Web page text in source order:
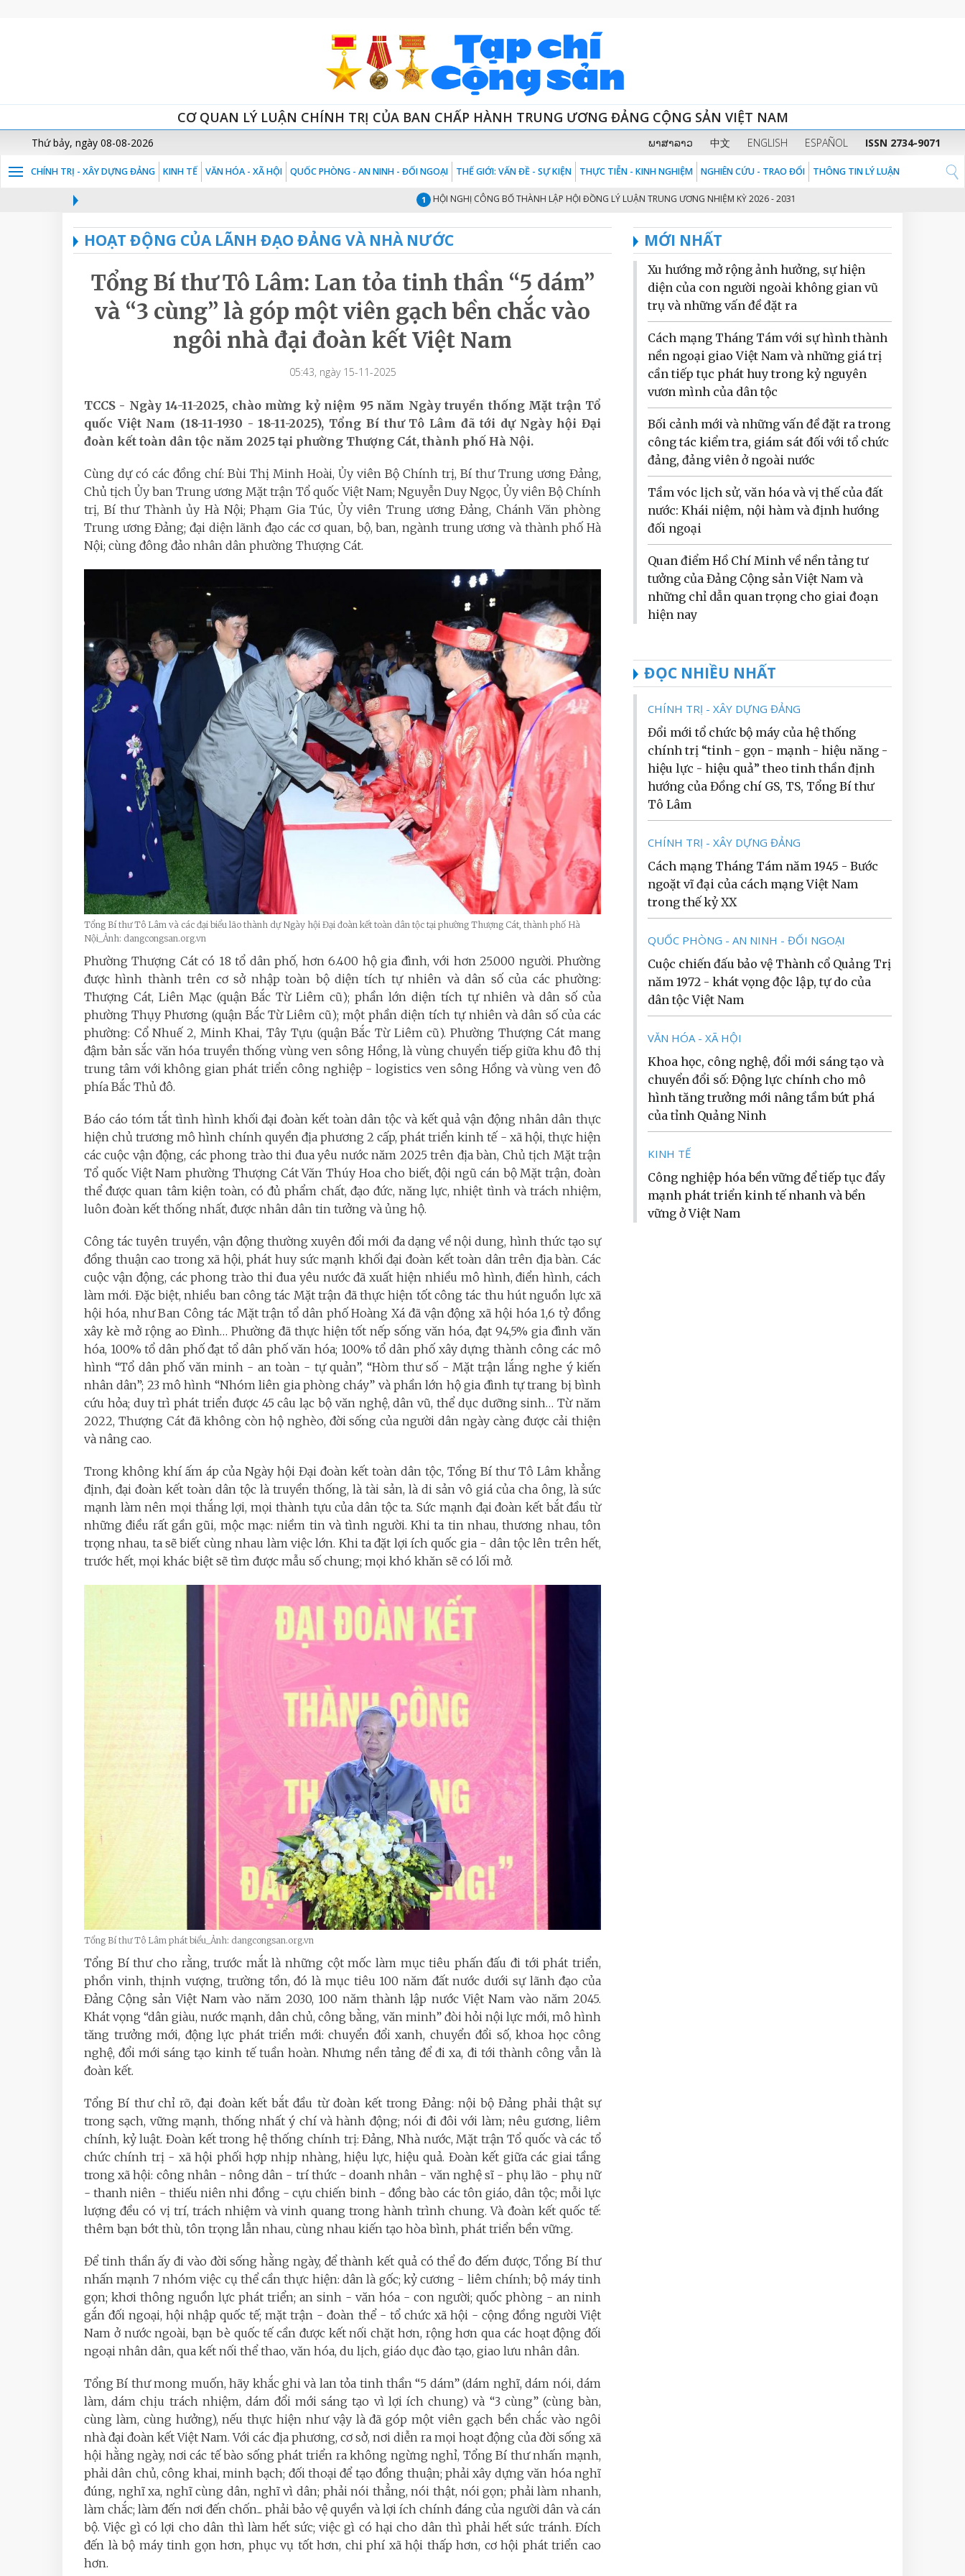
CƠ QUAN LÝ LUẬN CHÍNH TRỊ CỦA BAN CHẤP HÀNH TRUNG ƯƠNG ĐẢNG CỘNG SẢN VIỆT NAM
Thứ bảy, ngày 08-08-2026 ພາສາລາວ 中文 ENGLISH ESPAÑOL ISSN 2734-9071
CHÍNH TRỊ - XÂY DỰNG ĐẢNG KINH TẾ VĂN HÓA - XÃ HỘI QUỐC PHÒNG - AN NINH - ĐỐI NGOẠI THẾ GIỚI: VẤN ĐỀ - SỰ KIỆN THỰC TIỄN - KINH NGHIỆM NGHIÊN CỨU - TRAO ĐỔI THÔNG TIN LÝ LUẬN
HỘI NGHỊ CÔNG BỐ THÀNH LẬP HỘI ĐỒNG LÝ LUẬN TRUNG ƯƠNG NHIỆM KỲ 2026 - 2031 2 THỦ TƯỚNG CHÍNH PHỦ PHẠM MINH
HOẠT ĐỘNG CỦA LÃNH ĐẠO ĐẢNG VÀ NHÀ NƯỚC
Tổng Bí thư Tô Lâm: Lan tỏa tinh thần “5 dám”
và “3 cùng” là góp một viên gạch bền chắc vào
ngôi nhà đại đoàn kết Việt Nam
05:43, ngày 15-11-2025
TCCS - Ngày 14-11-2025, chào mừng kỷ niệm 95 năm Ngày truyền thống Mặt trận Tổ
quốc Việt Nam (18-11-1930 - 18-11-2025), Tổng Bí thư Tô Lâm đã tới dự Ngày hội Đại
đoàn kết toàn dân tộc năm 2025 tại phường Thượng Cát, thành phố Hà Nội.
Cùng dự có các đồng chí: Bùi Thị Minh Hoài, Ủy viên Bộ Chính trị, Bí thư Trung ương Đảng,
Chủ tịch Ủy ban Trung ương Mặt trận Tổ quốc Việt Nam; Nguyễn Duy Ngọc, Ủy viên Bộ Chính
trị, Bí thư Thành ủy Hà Nội; Phạm Gia Túc, Ủy viên Trung ương Đảng, Chánh Văn phòng
Trung ương Đảng; đại diện lãnh đạo các cơ quan, bộ, ban, ngành trung ương và thành phố Hà
Nội; cùng đông đảo nhân dân phường Thượng Cát.
Tổng Bí thư Tô Lâm và các đại biểu lão thành dự Ngày hội Đại đoàn kết toàn dân tộc tại phường Thượng Cát, thành phố Hà
Nội_Ảnh: dangcongsan.org.vn
Phường Thượng Cát có 18 tổ dân phố, hơn 6.400 hộ gia đình, với hơn 25.000 người. Phường
được hình thành trên cơ sở nhập toàn bộ diện tích tự nhiên và dân số của các phường:
Thượng Cát, Liên Mạc (quận Bắc Từ Liêm cũ); phần lớn diện tích tự nhiên và dân số của
phường Thụy Phương (quận Bắc Từ Liêm cũ); một phần diện tích tự nhiên và dân số của các
phường: Cổ Nhuế 2, Minh Khai, Tây Tựu (quận Bắc Từ Liêm cũ). Phường Thượng Cát mang
đậm bản sắc văn hóa truyền thống vùng ven sông Hồng, là vùng chuyển tiếp giữa khu đô thị
trung tâm với không gian phát triển công nghiệp - logistics ven sông Hồng và vùng ven đô
phía Bắc Thủ đô.
Báo cáo tóm tắt tình hình khối đại đoàn kết toàn dân tộc và kết quả vận động nhân dân thực
hiện chủ trương mô hình chính quyền địa phương 2 cấp, phát triển kinh tế - xã hội, thực hiện
các cuộc vận động, các phong trào thi đua yêu nước năm 2025 trên địa bàn, Chủ tịch Mặt trận
Tổ quốc Việt Nam phường Thượng Cát Văn Thúy Hoa cho biết, đội ngũ cán bộ Mặt trận, đoàn
thể được quan tâm kiện toàn, có đủ phẩm chất, đạo đức, năng lực, nhiệt tình và trách nhiệm,
luôn đoàn kết thống nhất, được nhân dân tin tưởng và ủng hộ.
Công tác tuyên truyền, vận động thường xuyên đổi mới đa dạng về nội dung, hình thức tạo sự
đồng thuận cao trong xã hội, phát huy sức mạnh khối đại đoàn kết toàn dân trên địa bàn. Các
cuộc vận động, các phong trào thi đua yêu nước đã xuất hiện nhiều mô hình, điển hình, cách
làm mới. Đặc biệt, nhiều ban công tác Mặt trận đã thực hiện tốt công tác thu hút nguồn lực xã
hội hóa, như Ban Công tác Mặt trận tổ dân phố Hoàng Xá đã vận động xã hội hóa 1,6 tỷ đồng
xây kè mở rộng ao Đình… Phường đã thực hiện tốt nếp sống văn hóa, đạt 94,5% gia đình văn
hóa, 100% tổ dân phố đạt tổ dân phố văn hóa; 100% tổ dân phố xây dựng thành công các mô
hình “Tổ dân phố văn minh - an toàn - tự quản”, “Hòm thư số - Mặt trận lắng nghe ý kiến
nhân dân”; 23 mô hình “Nhóm liên gia phòng cháy” và phần lớn hộ gia đình tự trang bị bình
cứu hỏa; duy trì phát triển được 45 câu lạc bộ văn nghệ, dân vũ, thể dục dưỡng sinh… Từ năm
2022, Thượng Cát đã không còn hộ nghèo, đời sống của người dân ngày càng được cải thiện
và nâng cao.
Trong không khí ấm áp của Ngày hội Đại đoàn kết toàn dân tộc, Tổng Bí thư Tô Lâm khẳng
định, đại đoàn kết toàn dân tộc là truyền thống, là tài sản, là di sản vô giá của cha ông, là sức
mạnh làm nên mọi thắng lợi, mọi thành tựu của dân tộc ta. Sức mạnh đại đoàn kết bắt đầu từ
những điều rất gần gũi, mộc mạc: niềm tin và tình người. Khi ta tin nhau, thương nhau, tôn
trọng nhau, ta sẽ biết cùng nhau làm việc lớn. Khi ta đặt lợi ích quốc gia - dân tộc lên trên hết,
trước hết, mọi khác biệt sẽ tìm được mẫu số chung; mọi khó khăn sẽ có lối mở.
Tổng Bí thư Tô Lâm phát biểu_Ảnh: dangcongsan.org.vn
Tổng Bí thư cho rằng, trước mắt là những cột mốc làm mục tiêu phấn đấu đi tới phát triển,
phồn vinh, thịnh vượng, trường tồn, đó là mục tiêu 100 năm đất nước dưới sự lãnh đạo của
Đảng Cộng sản Việt Nam vào năm 2030, 100 năm thành lập nước Việt Nam vào năm 2045.
Khát vọng “dân giàu, nước mạnh, dân chủ, công bằng, văn minh” đòi hỏi nội lực mới, mô hình
tăng trưởng mới, động lực phát triển mới: chuyển đổi xanh, chuyển đổi số, khoa học công
nghệ, đổi mới sáng tạo kinh tế tuần hoàn. Nhưng nền tảng để đi xa, đi tới thành công vẫn là
đoàn kết.
Tổng Bí thư chỉ rõ, đại đoàn kết bắt đầu từ đoàn kết trong Đảng: nội bộ Đảng phải thật sự
trong sạch, vững mạnh, thống nhất ý chí và hành động; nói đi đôi với làm; nêu gương, liêm
chính, kỷ luật. Đoàn kết trong hệ thống chính trị: Đảng, Nhà nước, Mặt trận Tổ quốc và các tổ
chức chính trị - xã hội phối hợp nhịp nhàng, hiệu lực, hiệu quả. Đoàn kết giữa các giai tầng
trong xã hội: công nhân - nông dân - trí thức - doanh nhân - văn nghệ sĩ - phụ lão - phụ nữ
- thanh niên - thiếu niên nhi đồng - cựu chiến binh - đồng bào các tôn giáo, dân tộc; mỗi lực
lượng đều có vị trí, trách nhiệm và vinh quang trong hành trình chung. Và đoàn kết quốc tế:
thêm bạn bớt thù, tôn trọng lẫn nhau, cùng nhau kiến tạo hòa bình, phát triển bền vững.
Để tinh thần ấy đi vào đời sống hằng ngày, để thành kết quả có thể đo đếm được, Tổng Bí thư
nhấn mạnh 7 nhóm việc cụ thể cần thực hiện: dân là gốc; kỷ cương - liêm chính; bộ máy tinh
gọn; khơi thông nguồn lực phát triển; an sinh - văn hóa - con người; quốc phòng - an ninh
gắn đối ngoại, hội nhập quốc tế; mặt trận - đoàn thể - tổ chức xã hội - cộng đồng người Việt
Nam ở nước ngoài, bạn bè quốc tế cần được kết nối chặt hơn, rộng hơn qua các hoạt động đối
ngoại nhân dân, qua kết nối thể thao, văn hóa, du lịch, giáo dục đào tạo, giao lưu nhân dân.
Tổng Bí thư mong muốn, hãy khắc ghi và lan tỏa tinh thần “5 dám” (dám nghĩ, dám nói, dám
làm, dám chịu trách nhiệm, dám đổi mới sáng tạo vì lợi ích chung) và “3 cùng” (cùng bàn,
cùng làm, cùng hưởng), nếu thực hiện như vậy là đã góp một viên gạch bền chắc vào ngôi
nhà đại đoàn kết Việt Nam. Với các địa phương, cơ sở, nơi diễn ra mọi hoạt động của đời sống xã
hội hằng ngày, nơi các tế bào sống phát triển ra không ngừng nghỉ, Tổng Bí thư nhấn mạnh,
phải dân chủ, công khai, minh bạch; đối thoại để tạo đồng thuận; phải xây dựng văn hóa nghĩ
đúng, nghĩ xa, nghĩ cùng dân, nghĩ vì dân; phải nói thẳng, nói thật, nói gọn; phải làm nhanh,
làm chắc; làm đến nơi đến chốn... phải bảo vệ quyền và lợi ích chính đáng của người dân và cán
bộ. Việc gì có lợi cho dân thì làm hết sức; việc gì có hại cho dân thì phải hết sức tránh. Đích
đến là bộ máy tinh gọn hơn, phục vụ tốt hơn, chi phí xã hội thấp hơn, cơ hội phát triển cao
hơn.
MỚI NHẤT
Xu hướng mở rộng ảnh hưởng, sự hiện
diện của con người ngoài không gian vũ
trụ và những vấn đề đặt ra
Cách mạng Tháng Tám với sự hình thành
nền ngoại giao Việt Nam và những giá trị
cần tiếp tục phát huy trong kỷ nguyên
vươn mình của dân tộc
Bối cảnh mới và những vấn đề đặt ra trong
công tác kiểm tra, giám sát đối với tổ chức
đảng, đảng viên ở ngoài nước
Tầm vóc lịch sử, văn hóa và vị thế của đất
nước: Khái niệm, nội hàm và định hướng
đối ngoại
Quan điểm Hồ Chí Minh về nền tảng tư
tưởng của Đảng Cộng sản Việt Nam và
những chỉ dẫn quan trọng cho giai đoạn
hiện nay
ĐỌC NHIỀU NHẤT
CHÍNH TRỊ - XÂY DỰNG ĐẢNG
Đổi mới tổ chức bộ máy của hệ thống
chính trị “tinh - gọn - mạnh - hiệu năng -
hiệu lực - hiệu quả” theo tinh thần định
hướng của Đồng chí GS, TS, Tổng Bí thư
Tô Lâm
CHÍNH TRỊ - XÂY DỰNG ĐẢNG
Cách mạng Tháng Tám năm 1945 - Bước
ngoặt vĩ đại của cách mạng Việt Nam
trong thế kỷ XX
QUỐC PHÒNG - AN NINH - ĐỐI NGOẠI
Cuộc chiến đấu bảo vệ Thành cổ Quảng Trị
năm 1972 - khát vọng độc lập, tự do của
dân tộc Việt Nam
VĂN HÓA - XÃ HỘI
Khoa học, công nghệ, đổi mới sáng tạo và
chuyển đổi số: Động lực chính cho mô
hình tăng trưởng mới nâng tầm bứt phá
của tỉnh Quảng Ninh
KINH TẾ
Công nghiệp hóa bền vững để tiếp tục đẩy
mạnh phát triển kinh tế nhanh và bền
vững ở Việt Nam